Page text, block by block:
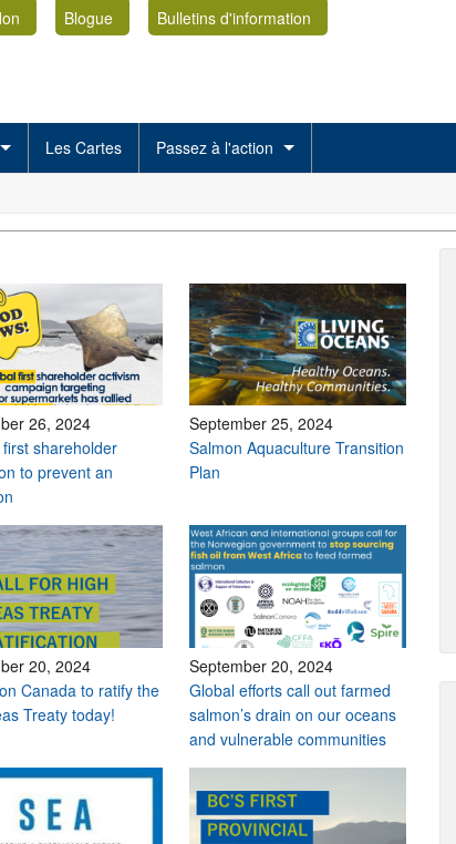
Blogue
Bulletins d'information
Les Cartes Passez à l'action
26, 2024
first shareholder
to prevent an
September 25, 2024
Salmon Aquaculture Transition
Plan
20, 2024
Canada to ratify the
Treaty today!
September 20, 2024
Global efforts call out farmed
salmon’s drain on our oceans
and vulnerable communities